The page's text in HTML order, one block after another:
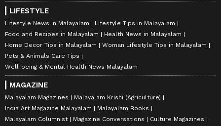
LIFESTYLE
Lifestyle News in Malayalam
Lifestyle Tips in Malayalam
Food and Recipes in Malayalam
Health News in Malayalam
Home Decor Tips in Malayalam
Woman Lifestyle Tips in Malayalam
Pets & Animals Care Tips
Well-being & Mental Health News Malayalam
MAGAZINE
Malayalam Magazines
Malayalam Krishi (Agriculture)
India Art Magazine Malayalam
Malayalam Books
Malayalam Columnist
Magazine Conversations
Culture Magazines